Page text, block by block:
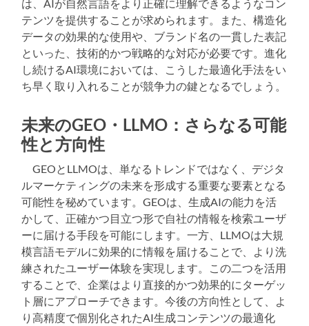
は、AIが自然言語をより正確に理解できるようなコン
テンツを提供することが求められます。また、構造化
データの効果的な使用や、ブランド名の一貫した表記
といった、技術的かつ戦略的な対応が必要です。進化
し続けるAI環境においては、こうした最適化手法をい
ち早く取り入れることが競争力の鍵となるでしょう。
未来のGEO・LLMO：さらなる可能
性と方向性
GEOとLLMOは、単なるトレンドではなく、デジタ
ルマーケティングの未来を形成する重要な要素となる
可能性を秘めています。GEOは、生成AIの能力を活
かして、正確かつ目立つ形で自社の情報を検索ユーザ
ーに届ける手段を可能にします。一方、LLMOは大規
模言語モデルに効果的に情報を届けることで、より洗
練されたユーザー体験を実現します。この二つを活用
することで、企業はより直接的かつ効果的にターゲッ
ト層にアプローチできます。今後の方向性として、よ
り高精度で個別化されたAI生成コンテンツの最適化